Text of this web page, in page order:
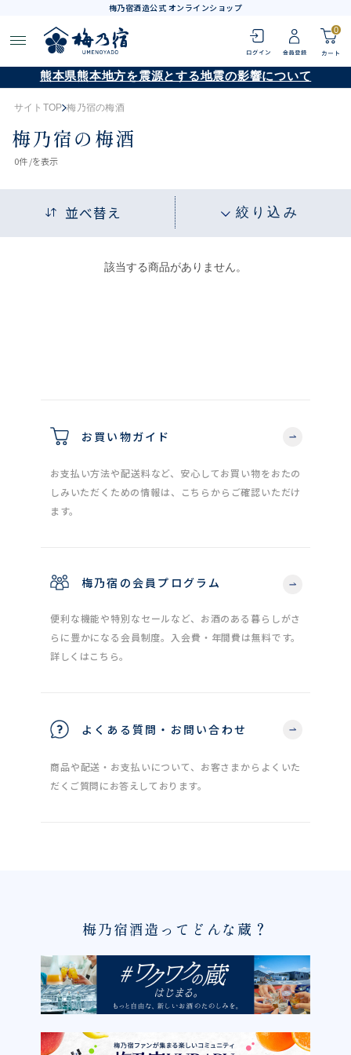
梅乃宿酒造公式 オンラインショップ
0
熊本県熊本地方を震源とする地震の影響について
サイトTOP 梅乃宿の梅酒
梅乃宿の梅酒
0件 /を表示
並べ替え 絞り込み
該当する商品がありません。
お買い物ガイド
お支払い方法や配送料など、安心してお買い物をおたの
しみいただくための情報は、こちらからご確認いただけ
ます。
梅乃宿の会員プログラム
便利な機能や特別なセールなど、お酒のある暮らしがさ
らに豊かになる会員制度。入会費・年間費は無料です。
詳しくはこちら。
よくある質問・お問い合わせ
商品や配送・お支払いについて、お客さまからよくいた
だくご質問にお答えしております。
梅乃宿酒造ってどんな蔵？